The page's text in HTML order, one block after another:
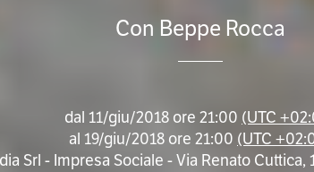
Con Beppe Rocca
dal 11/giu/2018 ore 21:00 (UTC
al 19/giu/2018 ore 21:00 (UTC
Srl - Impresa Sociale - Via Renato Cuttica,